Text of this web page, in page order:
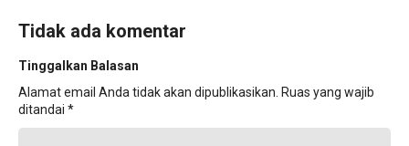
Tidak ada komentar
Tinggalkan Balasan
Alamat email Anda tidak akan dipublikasikan. Ruas yang wajib
ditandai *